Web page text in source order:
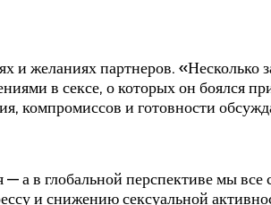
и желаниях партнеров.
в сексе, о которых он боялся
компромиссов и готовности
— а в глобальной перспективе мы
и снижению сексуальной